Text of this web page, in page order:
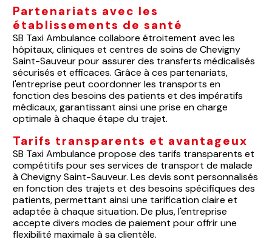
Partenariats avec les
établissements de santé
SB Taxi Ambulance collabore étroitement avec les
hôpitaux, cliniques et centres de soins de Chevigny
Saint-Sauveur pour assurer des transferts médicalisés
sécurisés et efficaces. Grâce à ces partenariats,
l'entreprise peut coordonner les transports en
fonction des besoins des patients et des impératifs
médicaux, garantissant ainsi une prise en charge
optimale à chaque étape du trajet.
Tarifs transparents et avantageux
SB Taxi Ambulance propose des tarifs transparents et
compétitifs pour ses services de transport de malade
à Chevigny Saint-Sauveur. Les devis sont personnalisés
en fonction des trajets et des besoins spécifiques des
patients, permettant ainsi une tarification claire et
adaptée à chaque situation. De plus, l'entreprise
accepte divers modes de paiement pour offrir une
flexibilité maximale à sa clientèle.